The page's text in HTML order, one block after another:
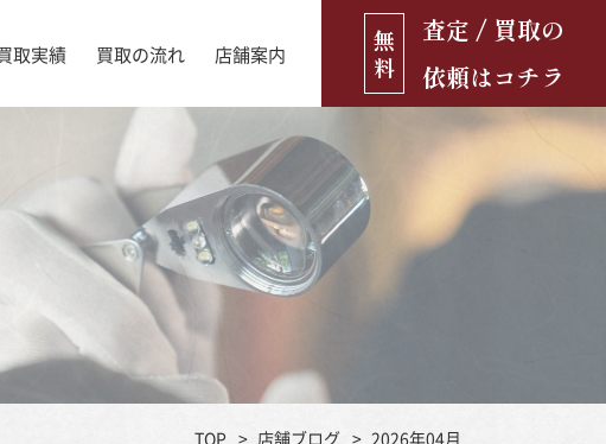
古銭・古紙幣
古いおもちゃ・人形 遺品買取
ブランド品 食器
取実績 買取の流れ 店舗案内
店舗ブログ お役立ち情報
無
料
査定 / 買取の
依頼はコチラ
TOP 店舗ブログ 2026年04月